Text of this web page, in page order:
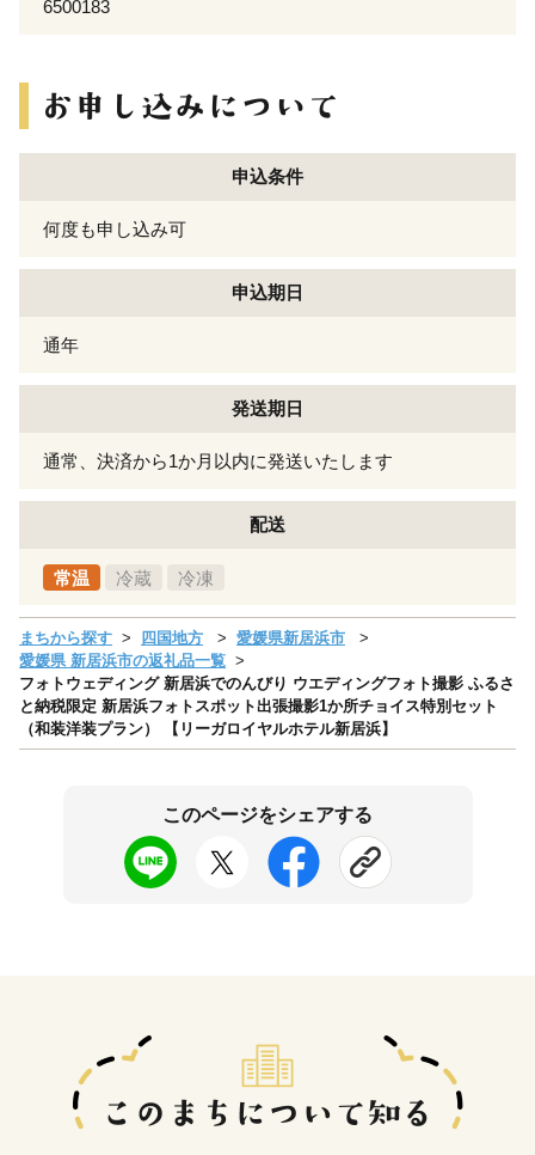
6500183
申込条件
何度も申し込み可
申込期日
通年
発送期日
通常、決済から1か月以内に発送いたします
配送
常温 冷蔵 冷凍
まちから探す 四国地方
愛媛県新居浜市
愛媛県 新居浜市の返礼品一覧
フォトウェディング 新居浜でのんびり ウエディングフォト撮影 ふるさ
と納税限定 新居浜フォトスポット出張撮影1か所チョイス特別セット
（和装洋装プラン） 【リーガロイヤルホテル新居浜】
このページをシェアする